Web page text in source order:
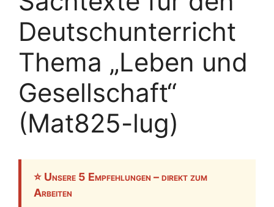
Deutschunterricht
Thema „Leben und
Gesellschaft“
(Mat825-lug)
⭐ Unsere 5 Empfehlungen – direkt zum
Arbeiten